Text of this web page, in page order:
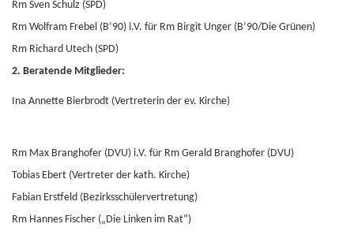
Rm Sven Schulz (SPD)
Rm Wolfram Frebel (B’90) i.V. für Rm Birgit Unger (B’90/Die Grünen)
Rm Richard Utech (SPD)
2. Beratende Mitglieder:
Ina Annette Bierbrodt (Vertreterin der ev. Kirche)
Rm Max Branghofer (DVU) i.V. für Rm Gerald Branghofer (DVU)
Tobias Ebert (Vertreter der kath. Kirche)
Fabian Erstfeld (Bezirksschülervertretung)
Rm Hannes Fischer („Die Linken im Rat“)